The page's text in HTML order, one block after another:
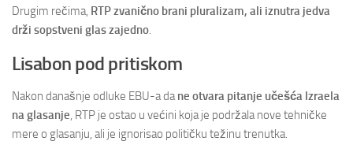
Drugim rečima, RTP zvanično brani pluralizam, ali iznutra jedva
drži sopstveni glas zajedno.
Lisabon pod pritiskom
Nakon današnje odluke EBU-a dane otvara pitanje učešća Izraela
na glasanje, RTP je ostao u većini koja je podržala nove tehničke
mere o glasanju, ali je ignorisao političku težinu trenutka.